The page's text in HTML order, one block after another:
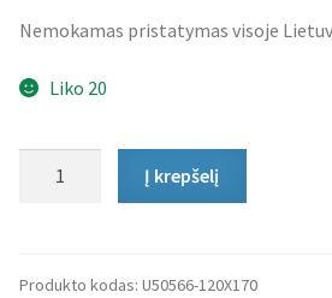
Nemokamas pristatymas visoje
Liko 20
Squares
Į krepšelį
Produkto kodas: U50566-120X170